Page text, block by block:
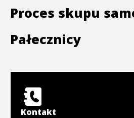
Proces skupu
Pałecznicy
Kontakt